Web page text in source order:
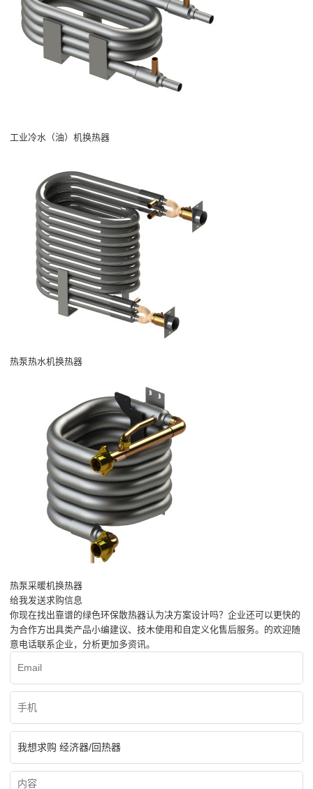
工业冷水（油）机换热器
热泵热水机换热器
热泵采暖机换热器
给我发送求购信息
你现在找出靠谱的绿色环保散热器认为决方案设计吗？企业还可以更快的
为合作方出具类产品小编建议、技木使用和自定义化售后服务。的欢迎随
意电话联系企业，分析更加多资讯。